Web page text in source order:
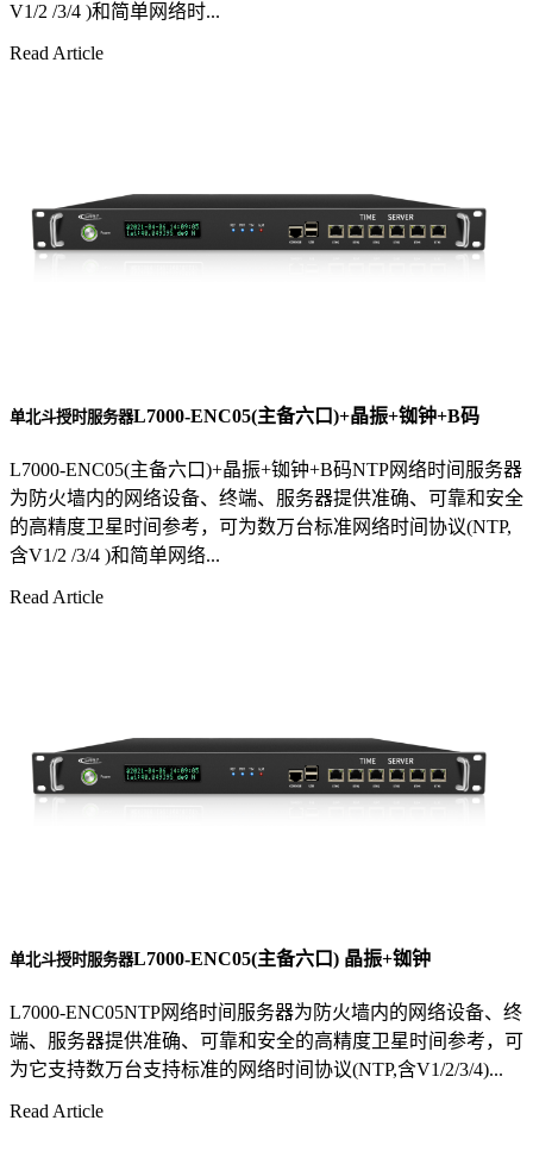
V1/2 /3/4 )和简单网络时...
Read Article
单北斗授时服务器L7000-ENC05(主备六口)+晶振+铷钟+B码
L7000-ENC05(主备六口)+晶振+铷钟+B码NTP网络时间服务器
为防火墙内的网络设备、终端、服务器提供准确、可靠和安全
的高精度卫星时间参考，可为数万台标准网络时间协议(NTP,
含V1/2 /3/4 )和简单网络...
Read Article
单北斗授时服务器L7000-ENC05(主备六口) 晶振+铷钟
L7000-ENC05NTP网络时间服务器为防火墙内的网络设备、终
端、服务器提供准确、可靠和安全的高精度卫星时间参考，可
为它支持数万台支持标准的网络时间协议(NTP,含V1/2/3/4)...
Read Article